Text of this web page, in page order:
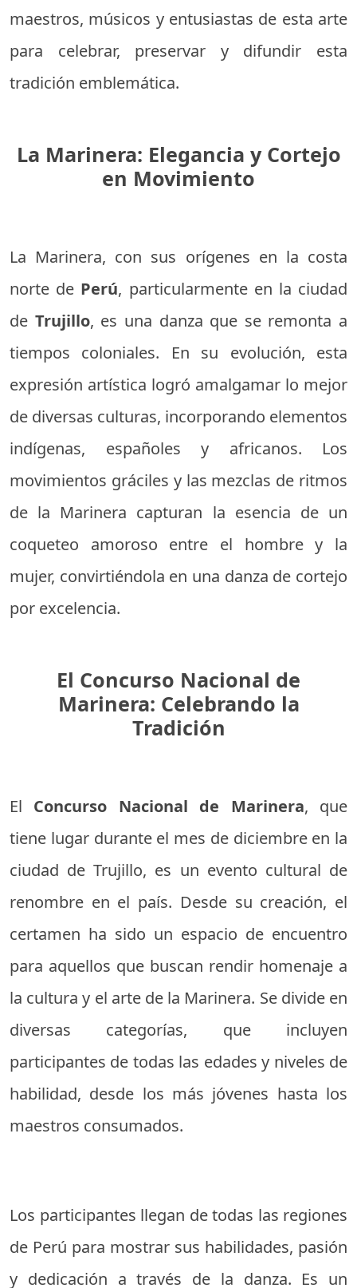
maestros, músicos y entusiastas de esta arte
para celebrar, preservar y difundir esta
tradición emblemática.
La Marinera: Elegancia y Cortejo
en Movimiento
La Marinera, con sus orígenes en la costa
norte de Perú, particularmente en la ciudad
de Trujillo, es una danza que se remonta a
tiempos coloniales. En su evolución, esta
expresión artística logró amalgamar lo mejor
de diversas culturas, incorporando elementos
indígenas, españoles y africanos. Los
movimientos gráciles y las mezclas de ritmos
de la Marinera capturan la esencia de un
coqueteo amoroso entre el hombre y la
mujer, convirtiéndola en una danza de cortejo
por excelencia.
El Concurso Nacional de
Marinera: Celebrando la
Tradición
El Concurso Nacional de Marinera, que
tiene lugar durante el mes de diciembre en la
ciudad de Trujillo, es un evento cultural de
renombre en el país. Desde su creación, el
certamen ha sido un espacio de encuentro
para aquellos que buscan rendir homenaje a
la cultura y el arte de la Marinera. Se divide en
diversas categorías, que incluyen
participantes de todas las edades y niveles de
habilidad, desde los más jóvenes hasta los
maestros consumados.
Los participantes llegan de todas las regiones
de Perú para mostrar sus habilidades, pasión
y dedicación a través de la danza. Es un